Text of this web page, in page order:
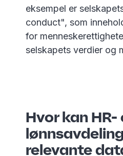
eksempel er
conduct", som
for
selskapets verdier og
Hvor kan HR-
relevante